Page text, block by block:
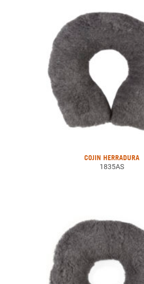
COJIN HERRADURA
1835AS